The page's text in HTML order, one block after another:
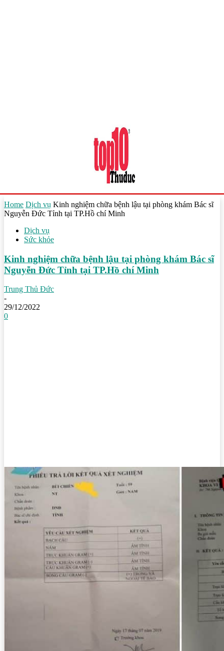
Home Dịch vụ Kinh nghiệm chữa bệnh lậu tại phòng khám Bác sĩ
Nguyễn Đức Tỉnh tại TP.Hồ chí Minh
Dịch vụ
Sức khỏe
Kinh nghiệm chữa bệnh lậu tại phòng khám Bác sĩ
Nguyễn Đức Tỉnh tại TP.Hồ chí Minh
Trung Thủ Đức
-
29/12/2022
0